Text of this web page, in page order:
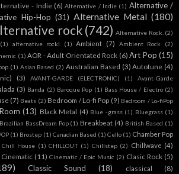
- Indie (6) Alternative / Indie (1) Alternative /
Hip-Hop (31) Alternative Metal (180)
rock (742) Alternative Rock. (2)
(1) alternative rockl (1) Ambient (7) Ambient Rock (2)
(1) AOR - Adult Orientated Rock (6) Art Pop (15)
(1) Asian Based (2) Australian Based (3) Autotune (4)
(3) AVANT-GARDE (ELECTRONIC) (1)
Avant-Garde
(3) Banda (2) Baroque Pop (1) Bass House / Electro (2)
(7) Beats (2) Bedroom / Lo-fi Pop (9) Bedroom / Lo-fiPop
(13) Black Metal (4) Blue -grass (1) Bluegrass (1)
Brazilian BassDream Pop (1) Breakbeat (4) British Based (1)
(1) Brostep (1) Canadian Based (1) Cello (1) Chamber Pop
Chill House (1) CHILLOUT (1) Chillstep (2) Chillwave (4)
Cinematic (11) Cinematic / Epic Music (2) Clasic Rock (5)
Classic Sound (18) classical (8)